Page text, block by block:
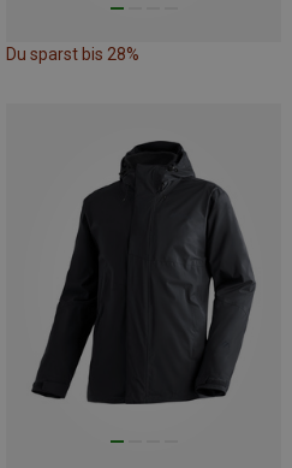
Du sparst bis 28%